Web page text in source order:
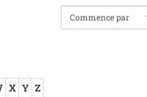
X Y Z